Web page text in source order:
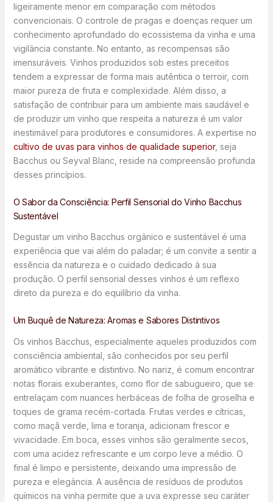
ligeiramente menor em comparação com métodos
convencionais. O controle de pragas e doenças requer um
conhecimento aprofundado do ecossistema da vinha e uma
vigilância constante. No entanto, as recompensas são
imensuráveis. Vinhos produzidos sob estes preceitos
tendem a expressar de forma mais autêntica o terroir, com
maior pureza de fruta e complexidade. Além disso, a
satisfação de contribuir para um ambiente mais saudável e
de produzir um vinho que respeita a natureza é um valor
inestimável para produtores e consumidores. A expertise no
cultivo de uvas para vinhos de qualidade superior, seja
Bacchus ou Seyval Blanc, reside na compreensão profunda
desses princípios.
O Sabor da Consciência: Perfil Sensorial do Vinho Bacchus
Sustentável
Degustar um vinho Bacchus orgânico e sustentável é uma
experiência que vai além do paladar; é um convite a sentir a
essência da natureza e o cuidado dedicado à sua
produção. O perfil sensorial desses vinhos é um reflexo
direto da pureza e do equilíbrio da vinha.
Um Buquê de Natureza: Aromas e Sabores Distintivos
Os vinhos Bacchus, especialmente aqueles produzidos com
consciência ambiental, são conhecidos por seu perfil
aromático vibrante e distintivo. No nariz, é comum encontrar
notas florais exuberantes, como flor de sabugueiro, que se
entrelaçam com nuances herbáceas de folha de groselha e
toques de grama recém-cortada. Frutas verdes e cítricas,
como maçã verde, lima e toranja, adicionam frescor e
vivacidade. Em boca, esses vinhos são geralmente secos,
com uma acidez refrescante e um corpo leve a médio. O
final é limpo e persistente, deixando uma impressão de
pureza e elegância. A ausência de resíduos de produtos
químicos na vinha permite que a uva expresse seu caráter